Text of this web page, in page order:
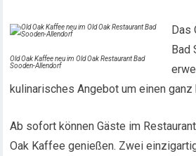
Old Oak Kaffee neu im Old Oak Restaurant Bad
Sooden-Allendorf
Das
Bad
kulinarisches Angebot um einen
Ab sofort können Gäste im
Oak Kaffee genießen. Zwei